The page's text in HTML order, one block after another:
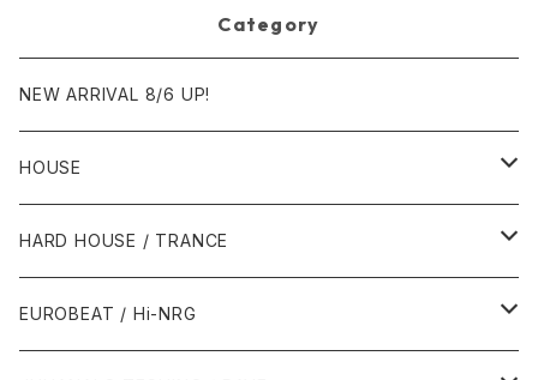
Category
NEW ARRIVAL 8/6 UP!
HOUSE
1980年代
1987年・以前
1988年
1990年代
HARD HOUSE / TRANCE
1990年代
EUROBEAT / Hi-NRG